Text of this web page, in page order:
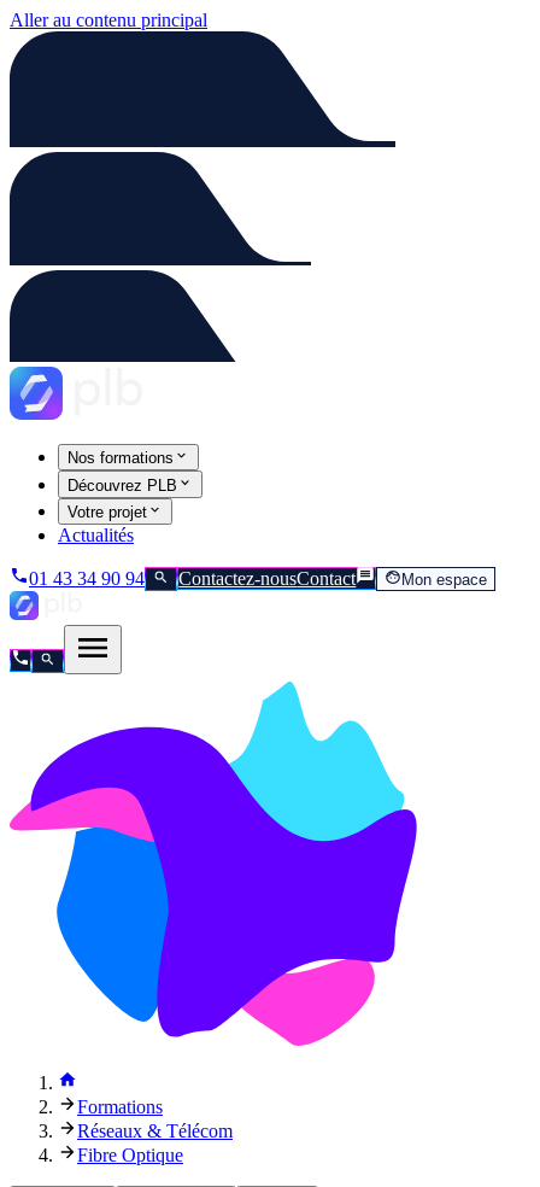
Aller au contenu principal
Nos formations
Découvrez PLB
Votre projet
Actualités
01 43 34 90 94 Contactez-nousContact Mon espace
Formations
Réseaux & Télécom
Fibre Optique